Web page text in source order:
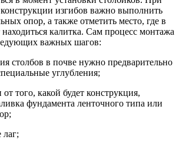
изгибов важно выполнить
опор, а также отметить место, где в
калитка. Сам процесс монтажа
важных шагов:
столбов в почве нужно предварительно
углубления;
того, какой будет конструкция,
фундамента ленточного типа или
лаг;